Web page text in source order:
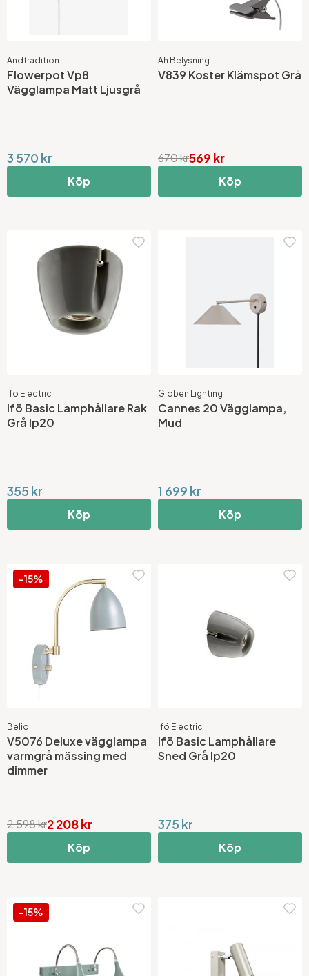
Andtradition
Flowerpot Vp8
Vägglampa Matt Ljusgrå
3 570 kr
Köp
Ah Belysning
V839 Koster Klämspot Grå
569 kr
670 kr
Köp
Ifö Electric
Ifö Basic Lamphållare Rak
Grå Ip20
355 kr
Köp
Globen Lighting
Cannes 20 Vägglampa,
Mud
1 699 kr
Köp
-15%
Belid
V5076 Deluxe vägglampa
varmgrå mässing med
dimmer
2 208 kr
2 598 kr
Köp
Ifö Electric
Ifö Basic Lamphållare
Sned Grå Ip20
375 kr
Köp
-15%